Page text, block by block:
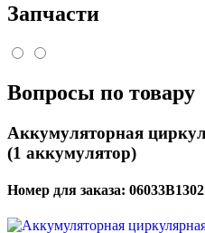
Запчасти
Вопросы по товару
Аккумуляторная
(1 аккумулятор)
Номер для заказа: 06033B1302